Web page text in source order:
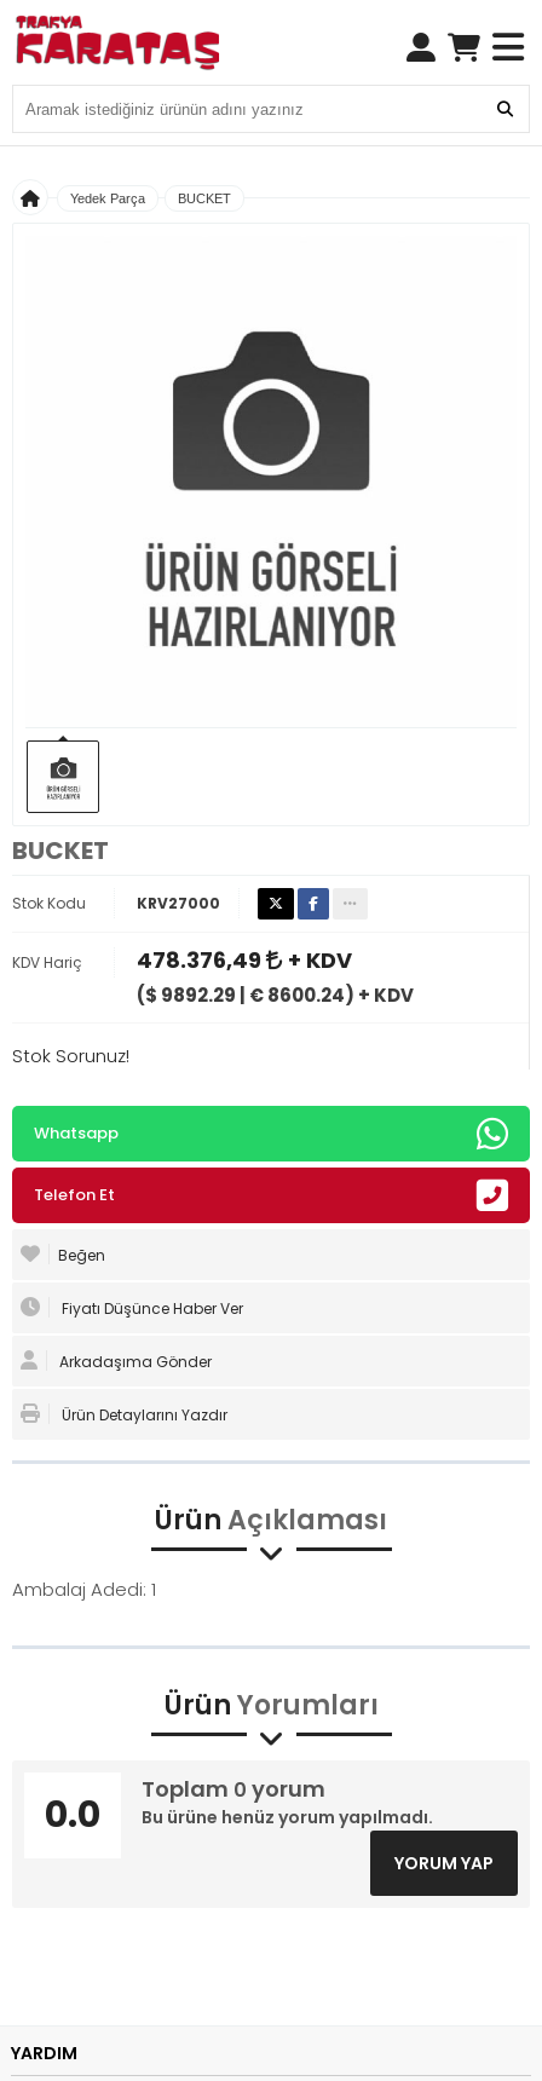
Yedek Parça BUCKET
BUCKET
Stok Kodu KRV27000
KDV Hariç 478.376,49 + KDV
($ 9892.29 | € 8600.24) + KDV
Stok Sorunuz!
Whatsapp
Telefon Et
Beğen
Fiyatı Düşünce Haber Ver
Arkadaşıma Gönder
Ürün Detaylarını Yazdır
ÜrünAçıklaması
Ambalaj Adedi: 1
ÜrünYorumları
Toplam 0 yorum
Bu ürüne henüz yorum yapılmadı.
0.0
YORUM YAP
YARDIM